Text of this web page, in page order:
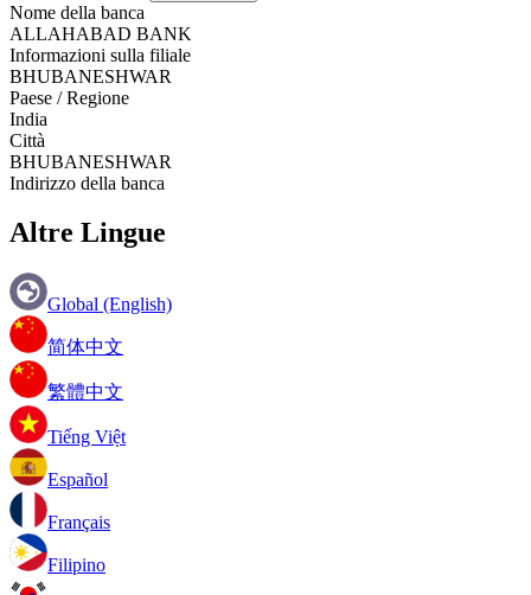
Nome della banca
ALLAHABAD BANK
Informazioni sulla filiale
BHUBANESHWAR
Paese / Regione
India
Città
BHUBANESHWAR
Indirizzo della banca
Altre Lingue
Global (English)
简体中文
繁體中文
Tiếng Việt
Español
Français
Filipino